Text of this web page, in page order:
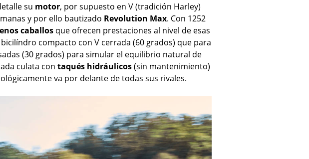
su motor, por supuesto en V (tradición Harley)
y por ello bautizado Revolution Max. Con 1252
caballos que ofrecen prestaciones al nivel de esas
compacto con V cerrada (60 grados) que para
(30 grados) para simular el equilibrio natural de
culata con taqués hidráulicos(sin mantenimiento)
va por delante de todas sus rivales.